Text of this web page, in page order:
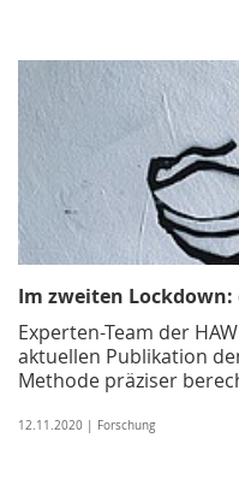
Im zweiten Lockdown:
Experten-Team der
aktuellen Publikation
Methode präziser
12.11.2020 | Forschung